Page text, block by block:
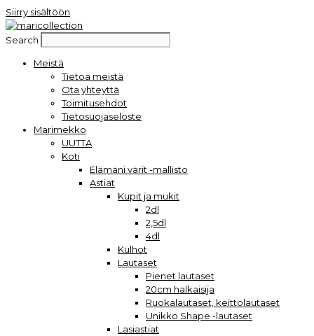
Siirry sisältöön
Search
Meistä
Tietoa meistä
Ota yhteyttä
Toimitusehdot
Tietosuojaseloste
Marimekko
UUTTA
Koti
Elämäni värit -mallisto
Astiat
Kupit ja mukit
2dl
2,5dl
4dl
Kulhot
Lautaset
Pienet lautaset
20cm halkaisija
Ruokalautaset, keittolautaset
Unikko Shape -lautaset
Lasiastiat